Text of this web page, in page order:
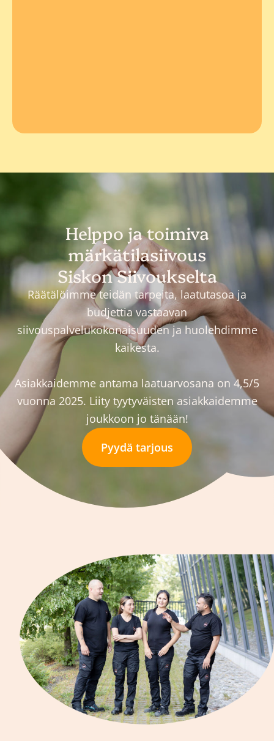
Helppo ja toimiva
märkätilasiivous
Siskon Siivoukselta
Räätälöimme teidän tarpeita, laatutasoa ja
budjettia vastaavan
siivouspalvelukokonaisuuden ja huolehdimme
kaikesta.
Asiakkaidemme antama laatuarvosana on 4,5/5
vuonna 2025. Liity tyytyväisten asiakkaidemme
joukkoon jo tänään!
Pyydä tarjous